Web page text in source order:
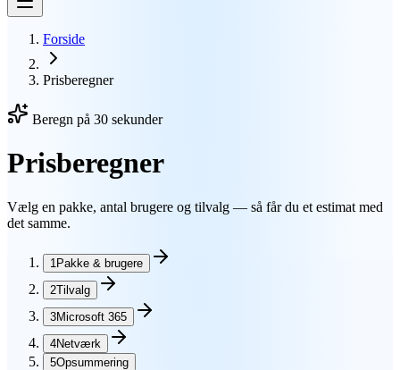
Forside
Prisberegner
Beregn på 30 sekunder
Prisberegner
Vælg en pakke, antal brugere og tilvalg — så får du et estimat med
det samme.
1 Pakke & brugere
2Tilvalg
3Microsoft 365
4Netværk
5Opsummering